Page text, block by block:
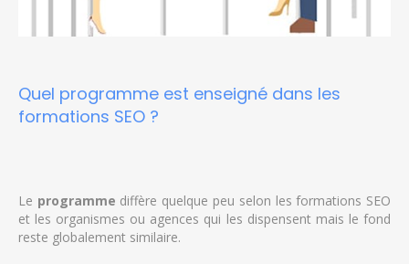
Quel programme est enseigné dans les
formations SEO ?
Le programme diffère quelque peu selon les formations SEO
et les organismes ou agences qui les dispensent mais le fond
reste globalement similaire.